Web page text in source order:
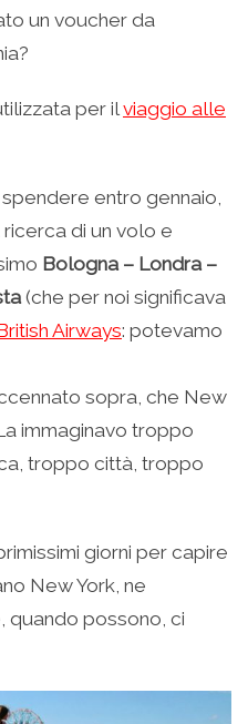
un voucher da
per ilviaggio alle
entro gennaio,
di un volo e
Bologna – Londra –
(che per noi significava
Airways: potevamo
sopra, che New
immaginavo troppo
troppo città, troppo
giorni per capire
New York, ne
quando possono, ci